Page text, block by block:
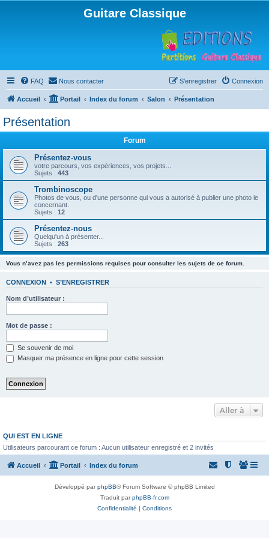
Guitare Classique
FAQ Nous contacter Connexion
S’enregistrer
Accueil Portail Index du forum Salon Présentation
Présentation
Forum
Présentez-vous
votre parcours, vos expériences, vos projets...
Sujets : 443
Trombinoscope
Photos de vous, ou d'une personne qui vous a autorisé à publier une photo le
concernant.
Sujets : 12
Présentez-nous
Quelqu'un à présenter...
Sujets : 263
Vous n’avez pas les permissions requises pour consulter les sujets de ce forum.
CONNEXION • S’ENREGISTRER
Nom d’utilisateur :
Mot de passe :
Se souvenir de moi
Masquer ma présence en ligne pour cette session
Aller à
QUI EST EN LIGNE
Utilisateurs parcourant ce forum : Aucun utilisateur enregistré et 2 invités
Accueil Portail Index du forum
Développé parphpBB® Forum Software © phpBB Limited
Traduit parphpBB-fr.com
Confidentialité | Conditions